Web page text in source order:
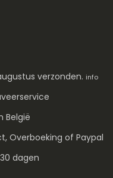
verzonden. info
België
Overboeking of Paypal
dagen